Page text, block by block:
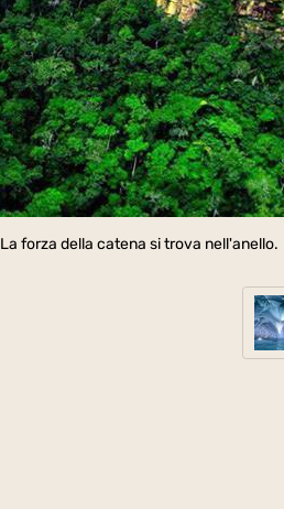
forza della catena si trova nell'anello.